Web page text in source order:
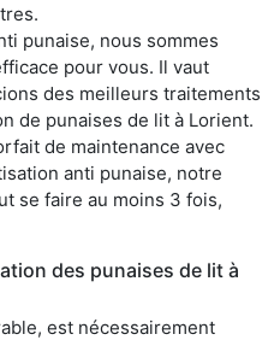
punaise, nous sommes
pour vous. Il vaut
des meilleurs traitements
de punaises de lit à Lorient.
de maintenance avec
anti punaise, notre
se faire au moins 3 fois,
des punaises de lit à
est nécessairement